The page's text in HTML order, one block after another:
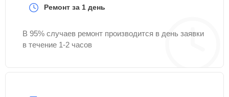
Ремонт за 1 день
В 95% случаев ремонт производится в день заявки
в течение 1-2 часов